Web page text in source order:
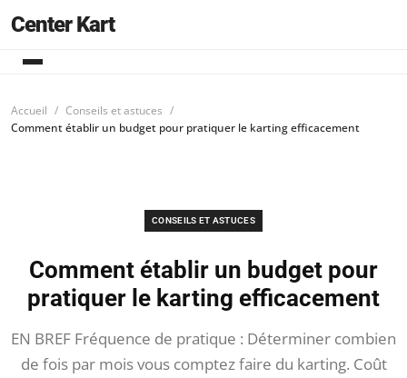
Center Kart
Accueil
Conseils et astuces
Comment établir un budget pour pratiquer le karting efficacement
CONSEILS ET ASTUCES
Comment établir un budget pour
pratiquer le karting efficacement
EN BREF Fréquence de pratique : Déterminer combien
de fois par mois vous comptez faire du karting. Coût